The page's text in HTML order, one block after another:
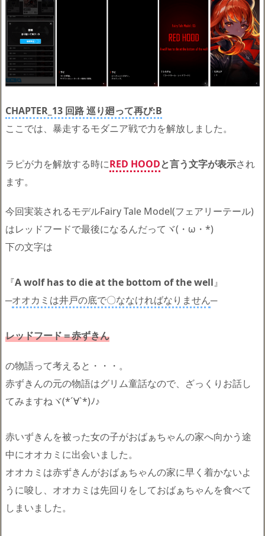
CHAPTER_13 回路巡り廻って再び:B
ここでは、暴走するモダニア戦で力を解放しました。
ラピが力を解放する時にRED HOODと言う文字が表示され
ます。
今回実装されるモデルFairy Tale Model(フェアリーテール)
はレッドフードで最後になるんだってヾ(・ω・*)
下の文字は
『A wolf has to die at the bottom of the well』
─オオカミは井戸の底で〇ななければなりません─
レッドフード＝赤ずきん
の物語って考えると・・・。
赤ずきんの元の物語はグリム童話なので、ざっくりお話し
てみますねヾ(*´∀`*)ﾉ♪
赤いずきんを被った女の子がおばぁちゃんの家へ向かう途
中にオオカミに出会いました。
オオカミは赤ずきんがおばぁちゃんの家に早く着かないよ
うに唆し、オオカミは先回りをしておばぁちゃんを食べて
しまいました。